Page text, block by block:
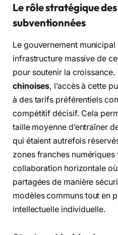
Le rôle stratégique
subventionnées
Le gouvernement
infrastructure massive de
pour soutenir la croissance.
chinoises, l’accès à cette
à des tarifs préférentiels
compétitif décisif. Cela
taille moyenne d’entraîner
qui étaient autrefois
zones franches
collaboration horizontale
partagées de manière
modèles communs tout en
intellectuelle individuelle.